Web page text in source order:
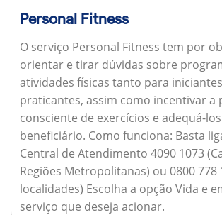
Personal Fitness
O serviço Personal Fitness tem por
orientar e tirar dúvidas sobre
atividades físicas tanto para
praticantes, assim como incentivar a
consciente de exercícios e adequá-
beneficiário. Como funciona: Basta
Central de Atendimento 4090 1073
Regiões Metropolitanas) ou 0800 778
localidades) Escolha a opção Vida e
serviço que deseja acionar.